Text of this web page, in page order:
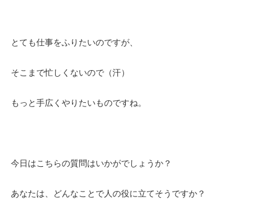
とても仕事をふりたいのですが、
そこまで忙しくないので（汗）
もっと手広くやりたいものですね。
今日はこちらの質問はいかがでしょうか？
あなたは、どんなことで人の役に立てそうですか？